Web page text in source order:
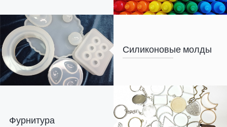
Силиконовые молды
Фурнитура